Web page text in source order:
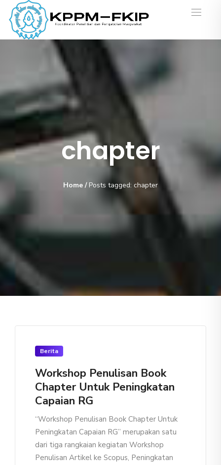
chapter
Home / Posts tagged: chapter
Berita
Workshop Penulisan Book
Chapter Untuk Peningkatan
Capaian RG
“Workshop Penulisan Book Chapter Untuk
Peningkatan Capaian RG” merupakan satu
dari tiga rangkaian kegiatan Workshop
Penulisan Artikel ke Scopus, Peningkatan